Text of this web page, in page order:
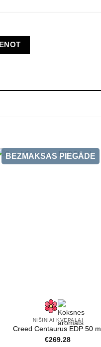
BEZMAKSAS PIEGĀDE
NIŠINIAI KVEPALAI
Creed Centaurus EDP 50 ml
€269.28